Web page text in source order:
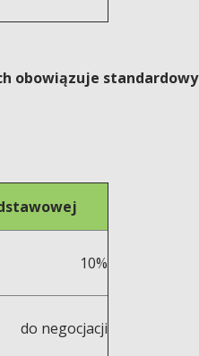
obowiązuje standardowy
10%
do negocjacji